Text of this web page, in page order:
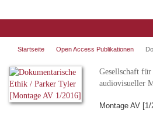
Startseite Open Access Publikationen
Gesellschaft
audiovisueller
Montage AV [1/